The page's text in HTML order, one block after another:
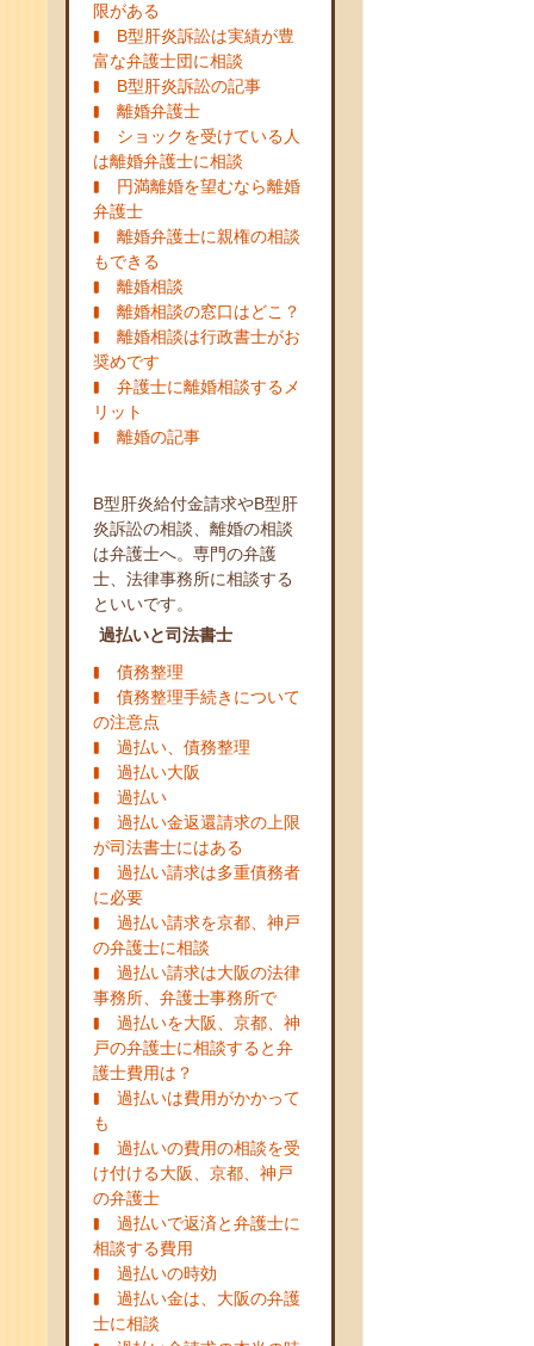
限がある
B型肝炎訴訟は実績が豊
富な弁護士団に相談
B型肝炎訴訟の記事
離婚弁護士
ショックを受けている人
は離婚弁護士に相談
円満離婚を望むなら離婚
弁護士
離婚弁護士に親権の相談
もできる
離婚相談
離婚相談の窓口はどこ？
離婚相談は行政書士がお
奨めです
弁護士に離婚相談するメ
リット
離婚の記事
B型肝炎給付金請求やB型肝
炎訴訟の相談、離婚の相談
は弁護士へ。専門の弁護
士、法律事務所に相談する
といいです。
過払いと司法書士
債務整理
債務整理手続きについて
の注意点
過払い、債務整理
過払い大阪
過払い
過払い金返還請求の上限
が司法書士にはある
過払い請求は多重債務者
に必要
過払い請求を京都、神戸
の弁護士に相談
過払い請求は大阪の法律
事務所、弁護士事務所で
過払いを大阪、京都、神
戸の弁護士に相談すると弁
護士費用は？
過払いは費用がかかって
も
過払いの費用の相談を受
け付ける大阪、京都、神戸
の弁護士
過払いで返済と弁護士に
相談する費用
過払いの時効
過払い金は、大阪の弁護
士に相談